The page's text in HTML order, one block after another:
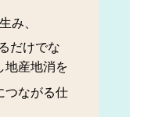
み、
だけでな
地産地消を
つながる仕